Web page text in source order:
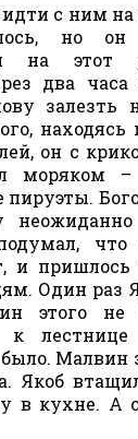
идти с ним
но
и на этот
два
залезть
он с
моряком –
пируэты.
и
Один раз
этого не
лестнице
Малвин
Якоб
в кухне. А